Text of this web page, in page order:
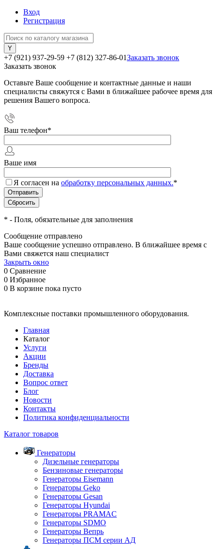
Вход
Регистрация
+7 (921) 937-29-59 +7 (812) 327-86-01Заказать звонок
Заказать звонок
Оставьте Ваше сообщение и контактные данные и наши
специалисты свяжутся с Вами в ближайшее рабочее время для
решения Вашего вопроса.
Ваш телефон*
Ваше имя
Я согласен на обработку персональных данных.*
* - Поля, обязательные для заполнения
Сообщение отправлено
Ваше сообщение успешно отправлено. В ближайшее время с
Вами свяжется наш специалист
Закрыть окно
0 Сравнение
0 Избранное
0 В корзине пока пусто
Комплексные поставки промышленного оборудования.
Главная
Каталог
Услуги
Акции
Бренды
Доставка
Вопрос ответ
Блог
Новости
Контакты
Политика конфиденциальности
Каталог товаров
Генераторы
Дизельные генераторы
Бензиновые генераторы
Генераторы Eisemann
Генераторы Geko
Генераторы Gesan
Генераторы Hyundai
Генераторы PRAMAC
Генераторы SDMO
Генераторы Вепрь
Генераторы ПСМ серии АД